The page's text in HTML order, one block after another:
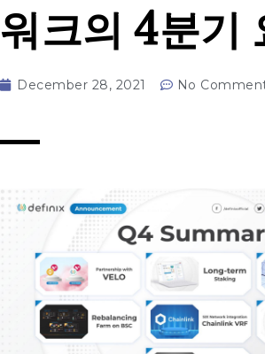
워크의 4분기
December 28, 2021 No